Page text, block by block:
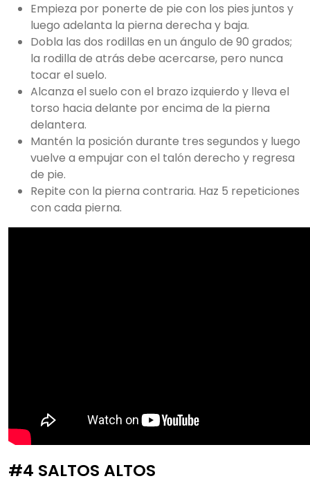
Empieza por ponerte de pie con los pies juntos y
luego adelanta la pierna derecha y baja.
Dobla las dos rodillas en un ángulo de 90 grados;
la rodilla de atrás debe acercarse, pero nunca
tocar el suelo.
Alcanza el suelo con el brazo izquierdo y lleva el
torso hacia delante por encima de la pierna
delantera.
Mantén la posición durante tres segundos y luego
vuelve a empujar con el talón derecho y regresa
de pie.
Repite con la pierna contraria. Haz 5 repeticiones
con cada pierna.
#4 SALTOS ALTOS